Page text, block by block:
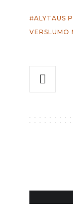
ALYTAUS
VERSLUMO